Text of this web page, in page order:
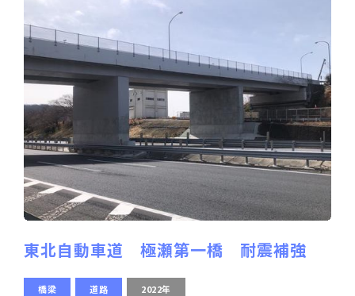
東北自動車道 極瀬第一橋 耐震補強
橋梁 道路 2022年